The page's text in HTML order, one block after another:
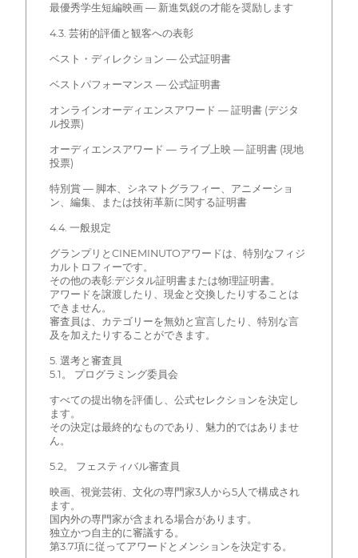
最優秀学生短編映画 — 新進気鋭の才能を奨励します
4.3. 芸術的評価と観客への表彰
ベスト・ディレクション — 公式証明書
ベストパフォーマンス — 公式証明書
オンラインオーディエンスアワード — 証明書 (デジタ
ル投票)
オーディエンスアワード — ライブ上映 — 証明書 (現地
投票)
特別賞 — 脚本、シネマトグラフィー、アニメーショ
ン、編集、または技術革新に関する証明書
4.4. 一般規定
グランプリとCINEMINUTOアワードは、特別なフィジ
カルトロフィーです。
その他の表彰:デジタル証明書または物理証明書。
アワードを譲渡したり、現金と交換したりすることは
できません。
審査員は、カテゴリーを無効と宣言したり、特別な言
及を加えたりすることができます。
5. 選考と審査員
5.1。 プログラミング委員会
すべての提出物を評価し、公式セレクションを決定し
ます。
その決定は最終的なものであり、魅力的ではありませ
ん。
5.2。 フェスティバル審査員
映画、視覚芸術、文化の専門家3人から5人で構成され
ます。
国内外の専門家が含まれる場合があります。
独立かつ自主的に審議する。
第3.7項に従ってアワードとメンションを決定する。